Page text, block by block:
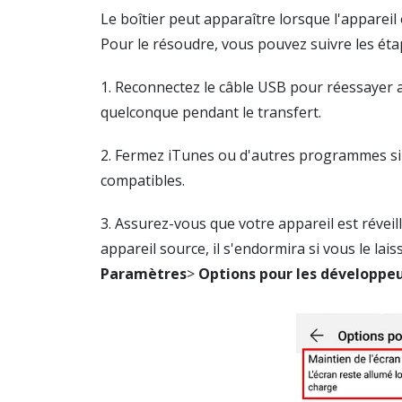
Le boîtier peut apparaître lorsque l'appareil
Pour le résoudre, vous pouvez suivre les
1. Reconnectez le câble USB pour
quelconque pendant le transfert.
2. Fermez iTunes ou d'autres programmes
compatibles.
3. Assurez-vous que votre appareil est
appareil source, il s'endormira si vous le
Paramètres> Options pour les